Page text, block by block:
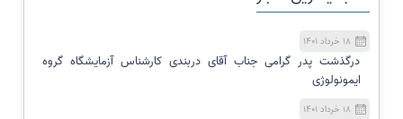
۱۸ خرداد ۱۴۰۱
درگذشت پدر گرامی جناب آقای دربندی کارشناس آزمایشگاه گروه
ایمونولوژی
۱۸ خرداد ۱۴۰۱